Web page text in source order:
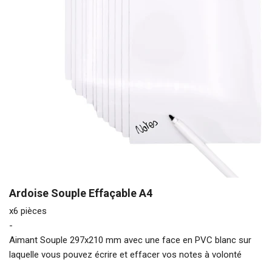
Ardoise Souple Effaçable A4
x6 pièces
-
Aimant Souple 297x210 mm avec une face en PVC blanc sur
laquelle vous pouvez écrire et effacer vos notes à volonté